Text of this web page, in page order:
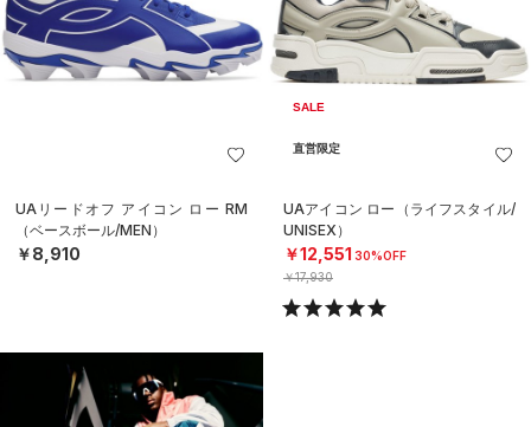
UAリードオフ アイコン ロー RM
（ベースボール/MEN）
￥8,910
SALE
直営限定
UAアイコン ロー（ライフスタイル/
UNISEX）
￥12,551 30%OFF
￥17,930